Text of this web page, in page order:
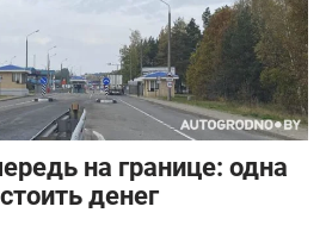
на границе: одна
денег